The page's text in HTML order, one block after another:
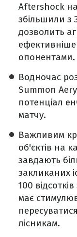
Aftershock
збільшили з
дозволить
опонентами.
Водночас
Summon
потенціал
матчу.
Важливим
об'єктів на
завдають
закликаних
100
має
лісникам.